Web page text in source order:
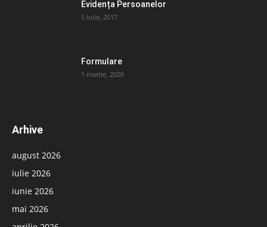
Evidența Persoanelor
5 iulie, 2017
Formulare
1 martie, 2026
Arhive
august 2026
iulie 2026
iunie 2026
mai 2026